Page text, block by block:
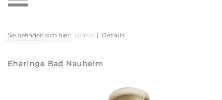
Sie befinden sich hier: Home | Details
Eheringe Bad Nauheim